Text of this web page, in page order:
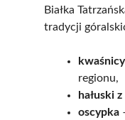
Białka
tradycji
regionu,
hałuski
oscypka